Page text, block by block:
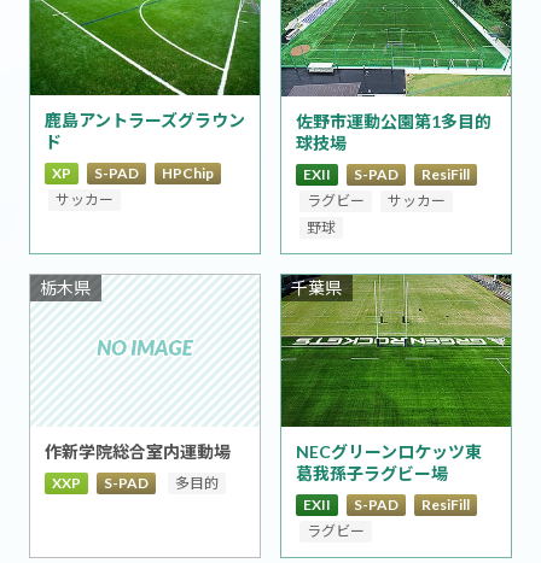
鹿島アントラーズグラウン
ド
XP S-PAD
HPChip
サッカー
佐野市運動公園第1多目的
球技場
EXII S-PAD
ResiFill
ラグビー
サッカー
野球
作新学院総合室内運動場
栃木県
XXP S-PAD 多目的
NECグリーンロケッツ東
葛我孫子ラグビー場
千葉県
EXII S-PAD
ResiFill
ラグビー